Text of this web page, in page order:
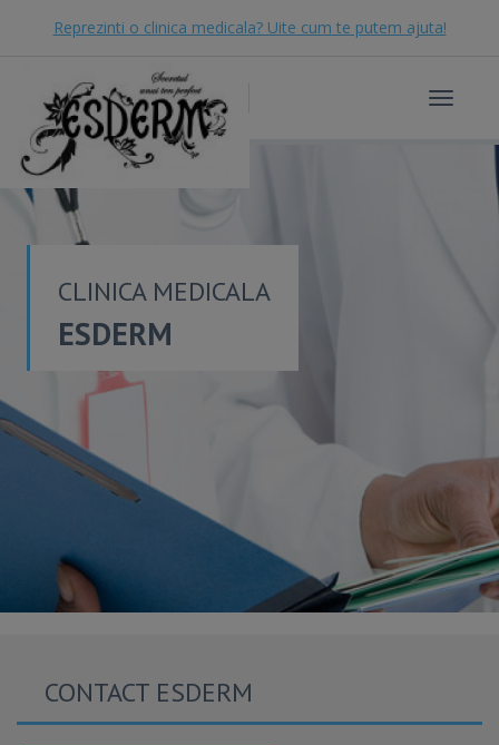
Reprezinti o clinica medicala? Uite cum te putem ajuta!
Toggle
CLINICA MEDICALA
ESDERM
CONTACT ESDERM